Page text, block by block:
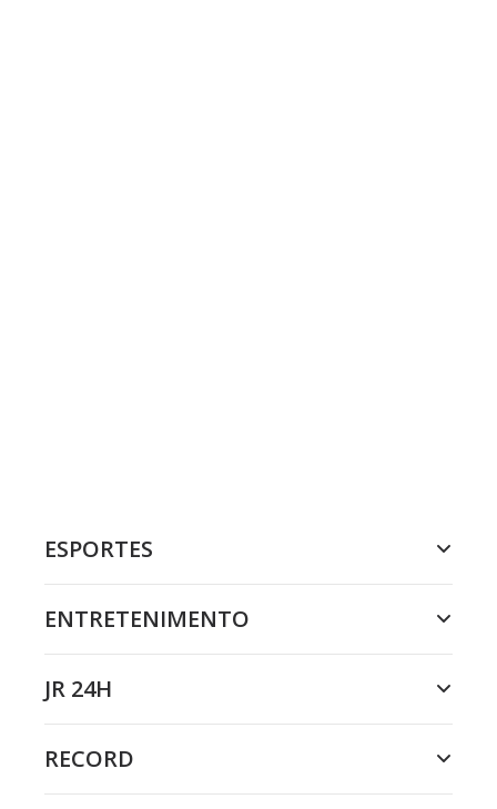
ESPORTES
ENTRETENIMENTO
JR 24H
RECORD